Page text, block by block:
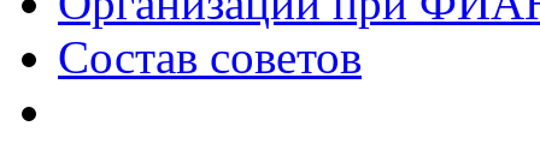
Состав советов